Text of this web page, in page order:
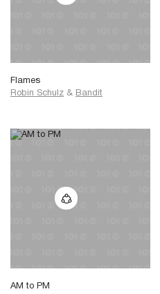
Flames
Robin Schulz & Bandit
AM to PM